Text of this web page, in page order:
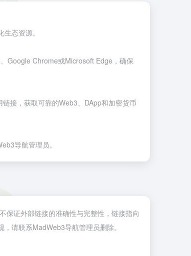
态资源。
、 Google Chrome或Microsoft Edge ，确保
接，获取可靠的Web3、DApp和加密货币
导航管理员。
保证外部链接的准确性与完整性，链接指向
请联系MadWeb3导航管理员删除。